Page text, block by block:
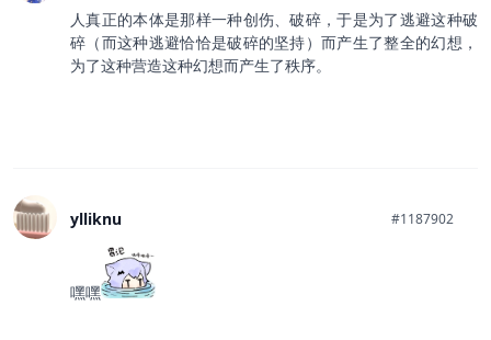
人真正的本体是那样一种创伤、破碎，于是为了逃避这种破
碎（而这种逃避恰恰是破碎的坚持）而产生了整全的幻想，
为了这种营造这种幻想而产生了秩序。
ylliknu #1187902
嘿嘿